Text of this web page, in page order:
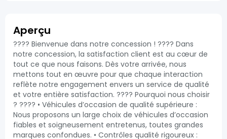
Aperçu
???? Bienvenue dans notre concession ! ???? Dans
notre concession, la satisfaction client est au cœur de
tout ce que nous faisons. Dès votre arrivée, nous
mettons tout en œuvre pour que chaque interaction
reflète notre engagement envers un service de qualité
et votre entière satisfaction. ???? Pourquoi nous choisir
? ???? • Véhicules d’occasion de qualité supérieure :
Nous proposons un large choix de véhicules d’occasion
fiables et soigneusement entretenus, toutes grandes
marques confondues. • Contrôles qualité rigoureux :